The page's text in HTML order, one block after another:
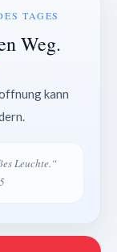
TAGES
Weg.
kann
Leuchte.“